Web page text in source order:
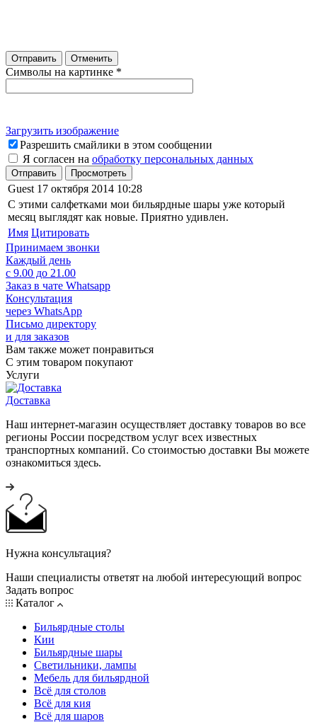
Отправить Отменить
Символы на картинке *
Загрузить изображение
Разрешить смайлики в этом сообщении
Я согласен на обработку персональных данных
Отправить Просмотреть
Guest 17 октября 2014 10:28
С этими салфетками мои бильярдные шары уже который
месяц выглядят как новые. Приятно удивлен.
Имя Цитировать
Принимаем звонки
Каждый день
с 9.00 до 21.00
Заказ в чате Whatsapp
Консультация
через WhatsApp
Письмо директору
и для заказов
Вам также может понравиться
С этим товаром покупают
Услуги
Доставка
Наш интернет-магазин осуществляет доставку товаров во все
регионы России посредством услуг всех известных
транспортных компаний. Со стоимостью доставки Вы можете
ознакомиться здесь.
Нужна консультация?
Наши специалисты ответят на любой интересующий вопрос
Задать вопрос
Каталог
Бильярдные столы
Кии
Бильярдные шары
Светильники, лампы
Мебель для бильярдной
Всё для столов
Всё для кия
Всё для шаров